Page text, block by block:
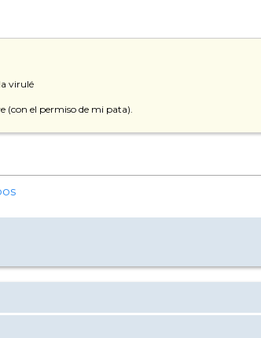
virulé
(con el permiso de mi pata).